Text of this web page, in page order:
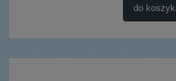
do